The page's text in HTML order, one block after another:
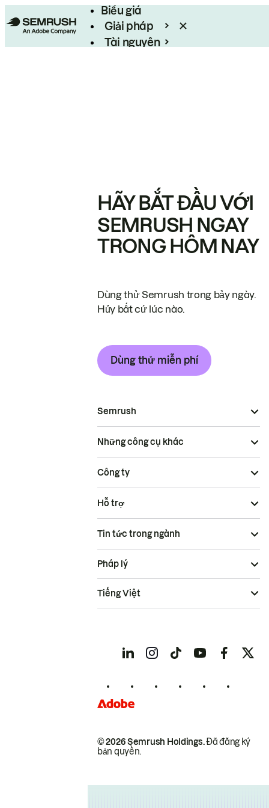
Biểu giá
Giải pháp
Tài nguyên
HÃY BẮT ĐẦU VỚI
SEMRUSH NGAY
TRONG HÔM NAY
Dùng thử Semrush trong bảy ngày.
Hủy bất cứ lúc nào.
Dùng thử miễn phí
Semrush
Những công cụ khác
Công ty
Hỗ trợ
Tin tức trong ngành
© 2026 Semrush Holdings.Đã đăng ký
bản quyền.
Pháp lý
Tiếng Việt